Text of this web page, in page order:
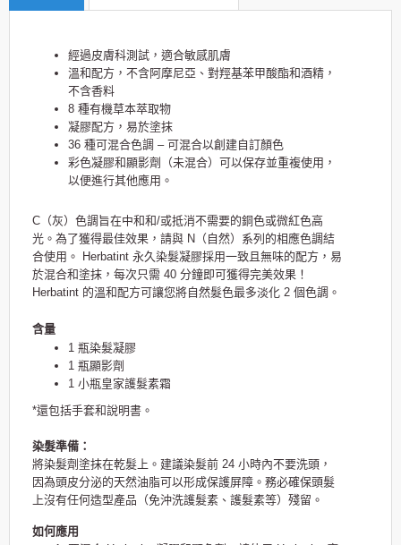
經過皮膚科測試，適合敏感肌膚
溫和配方，不含阿摩尼亞、對羥基苯甲酸酯和酒精，
不含香料
8 種有機草本萃取物
凝膠配方，易於塗抹
36 種可混合色調 – 可混合以創建自訂顏色
彩色凝膠和顯影劑（未混合）可以保存並重複使用，
以便進行其他應用。
C（灰）色調旨在中和和/或抵消不需要的銅色或微紅色高
光。為了獲得最佳效果，請與 N（自然）系列的相應色調結
合使用。 Herbatint 永久染髮凝膠採用一致且無味的配方，易
於混合和塗抹，每次只需 40 分鐘即可獲得完美效果！
Herbatint 的溫和配方可讓您將自然髮色最多淡化 2 個色調。
含量
1 瓶染髮凝膠
1 瓶顯影劑
1 小瓶皇家護髮素霜
*還包括手套和說明書。
染髮準備：
將染髮劑塗抹在乾髮上。建議染髮前 24 小時內不要洗頭，
因為頭皮分泌的天然油脂可以形成保護屏障。務必確保頭髮
上沒有任何造型產品（免沖洗護髮素、護髮素等）殘留。
如何應用